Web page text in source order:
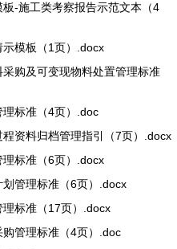
-施工类考察报告示范文本（4
模板（1页）.docx
购及可变现物料处置管理标准
理标准（4页）.doc
资料归档管理指引（7页）.docx
标准（6页）.docx
管理标准（6页）.docx
标准（17页）.docx
管理标准（4页）.doc